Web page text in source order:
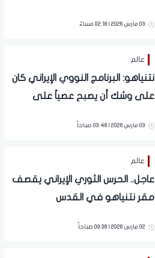
03 مارس 2026 | 02:18 مساءً
عالم
نتنياهو: البرنامج النووي الإيراني كان
على وشك أن يصبح عصياً على
03 مارس 2026 | 03:48 صباحاً
عالم
عاجل.. الحرس الثوري الإيراني يقصف
مقر نتنياهو في القدس
02 مارس 2026 | 09:36 صباحاً